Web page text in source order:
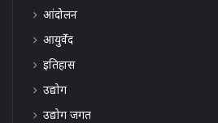
आंदोलन
आयुर्वेद
इतिहास
उद्योग
उद्योग जगत